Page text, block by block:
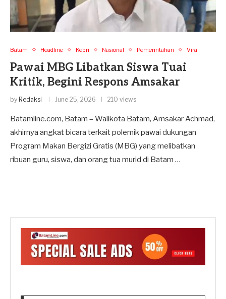
Batam Headline Kepri Nasional Pemerintahan Viral
Pawai MBG Libatkan Siswa Tuai
Kritik, Begini Respons Amsakar
by Redaksi June 25, 2026 210 views
Batamline.com, Batam – Walikota Batam, Amsakar Achmad,
akhirnya angkat bicara terkait polemik pawai dukungan
Program Makan Bergizi Gratis (MBG) yang melibatkan
ribuan guru, siswa, dan orang tua murid di Batam …